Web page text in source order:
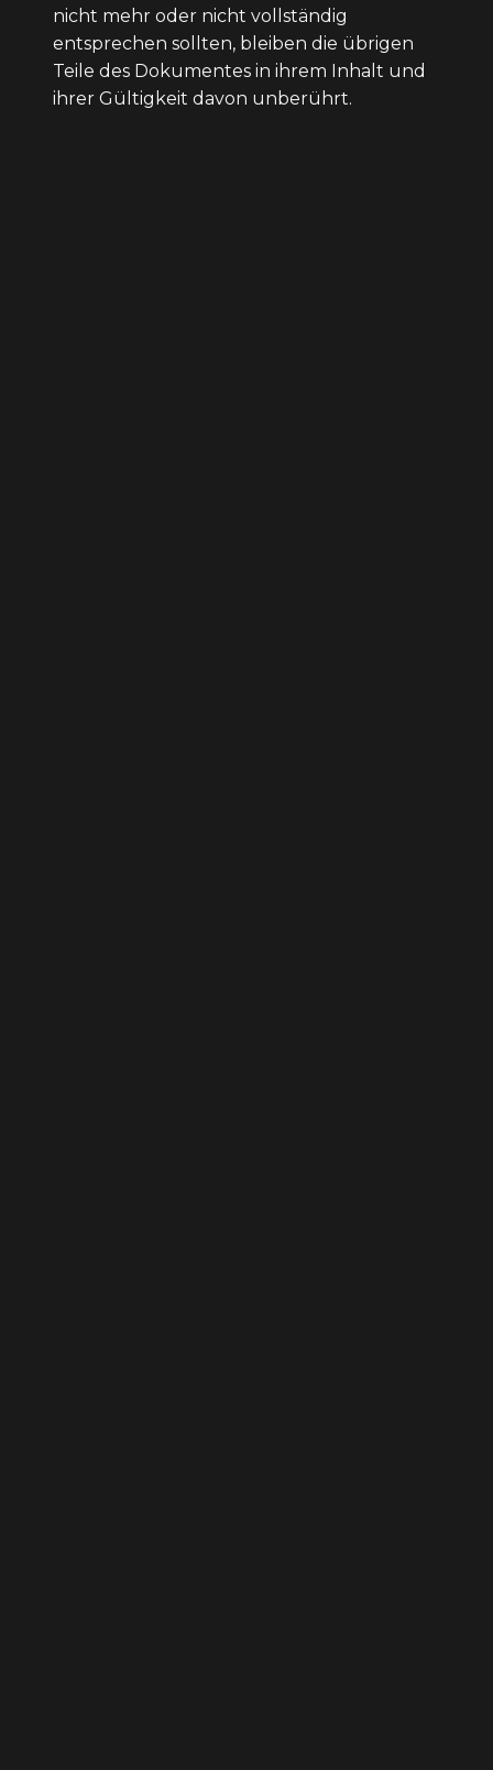
nicht mehr oder nicht vollständig
entsprechen sollten, bleiben die übrigen
Teile des Dokumentes in ihrem Inhalt und
ihrer Gültigkeit davon unberührt.